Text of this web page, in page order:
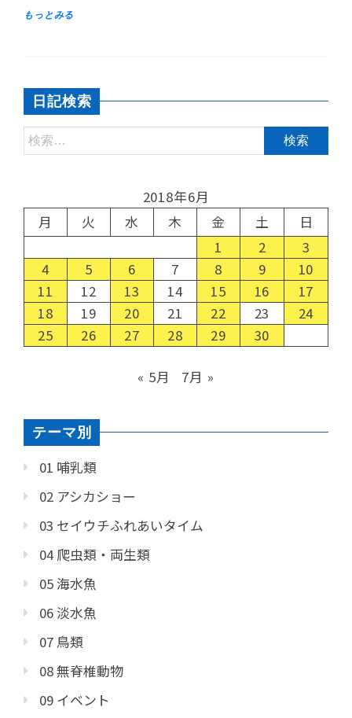
日記検索
2018年6月
月
火 水 木 金 土
日
1
2
3
4
5 6 7 8 9
10
11
12 13 14 15 16
17
18
19 20 21 22 23
24
25
26 27 28 29 30
« 5月 7月 »
テーマ別
01 哺乳類
02 アシカショー
03 セイウチふれあいタイム
04 爬虫類・両生類
05 海水魚
06 淡水魚
07 鳥類
08 無脊椎動物
09 イベント